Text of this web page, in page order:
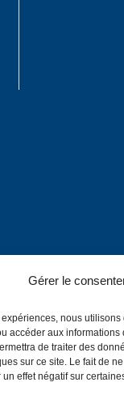
Gérer le
nous
accéder aux
de traiter des
sur ce site. Le fait de
effet négatif sur
Annuaire